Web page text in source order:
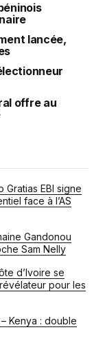
lancée,
offre au
Gratias EBI signe
face à l’AS
Gandonou
Sam Nelly
d’Ivoire se
pour les
Kenya : double